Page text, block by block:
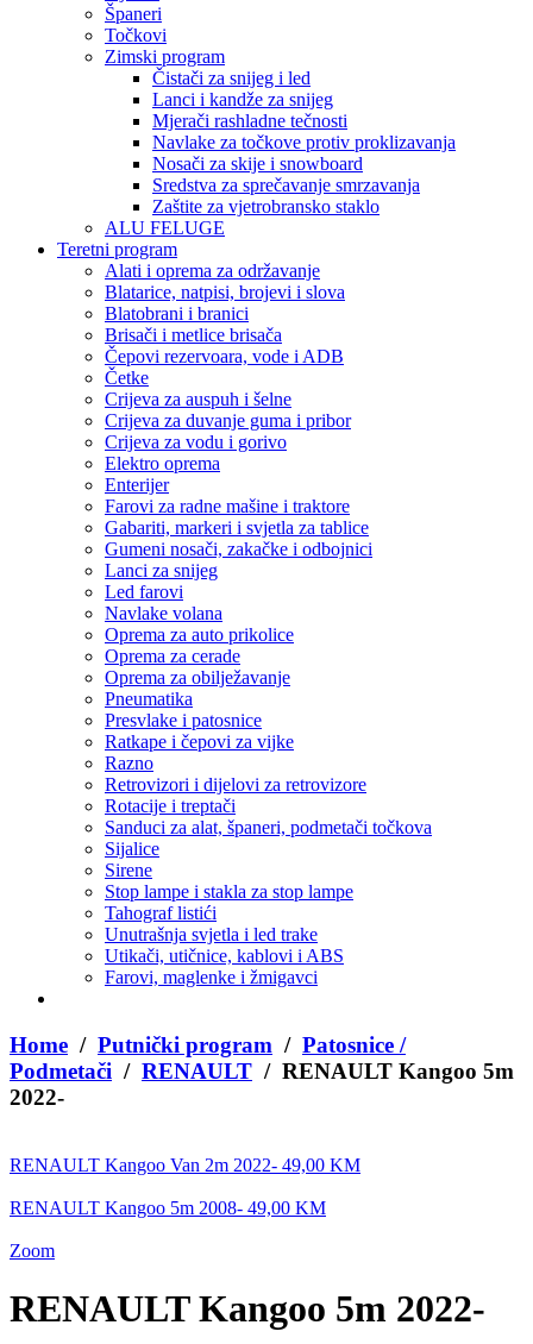
Španeri
Točkovi
Zimski program
Čistači za snijeg i led
Lanci i kandže za snijeg
Mjerači rashladne tečnosti
Navlake za točkove protiv proklizavanja
Nosači za skije i snowboard
Sredstva za sprečavanje smrzavanja
Zaštite za vjetrobransko staklo
ALU FELUGE
Teretni program
Alati i oprema za održavanje
Blatarice, natpisi, brojevi i slova
Blatobrani i branici
Brisači i metlice brisača
Čepovi rezervoara, vode i ADB
Četke
Crijeva za auspuh i šelne
Crijeva za duvanje guma i pribor
Crijeva za vodu i gorivo
Elektro oprema
Enterijer
Farovi za radne mašine i traktore
Gabariti, markeri i svjetla za tablice
Gumeni nosači, zakačke i odbojnici
Lanci za snijeg
Led farovi
Navlake volana
Oprema za auto prikolice
Oprema za cerade
Oprema za obilježavanje
Pneumatika
Presvlake i patosnice
Ratkape i čepovi za vijke
Razno
Retrovizori i dijelovi za retrovizore
Rotacije i treptači
Sanduci za alat, španeri, podmetači točkova
Sijalice
Sirene
Stop lampe i stakla za stop lampe
Tahograf listići
Unutrašnja svjetla i led trake
Utikači, utičnice, kablovi i ABS
Farovi, maglenke i žmigavci
Home / Putnički program / Patosnice /
Podmetači / RENAULT / RENAULT Kangoo 5m
2022-
RENAULT Kangoo Van 2m 2022- 49,00 KM
RENAULT Kangoo 5m 2008- 49,00 KM
Zoom
RENAULT Kangoo 5m 2022-